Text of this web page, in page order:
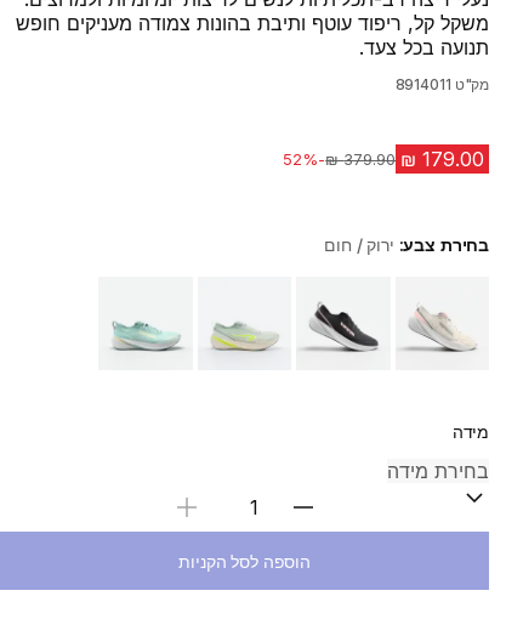
משקל קל, ריפוד עוטף ותיבת בהונות צמודה מעניקים חופש
תנועה בכל צעד.
מק"ט 8914011
מחיר לפני הנחה‏379.90 ₪
-52%
בחירת צבע: ירוק / חום
מידה
בחירת כמות
הוספה לסל הקניות